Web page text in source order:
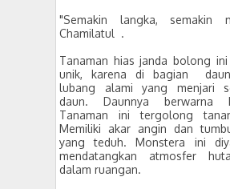
"Semakin langka, semakin
Chamilatul .
Tanaman hias janda bolong
unik, karena di bagian
lubang alami yang menjari
daun. Daunnya berwarna
Tanaman ini tergolong
Memiliki akar angin dan
yang teduh. Monstera ini
mendatangkan atmosfer
dalam ruangan.